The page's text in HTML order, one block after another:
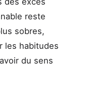
reste
sobres,
les habitudes
du sens